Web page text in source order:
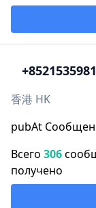
+852
香港 HK
pubAt
Всего 306
получено